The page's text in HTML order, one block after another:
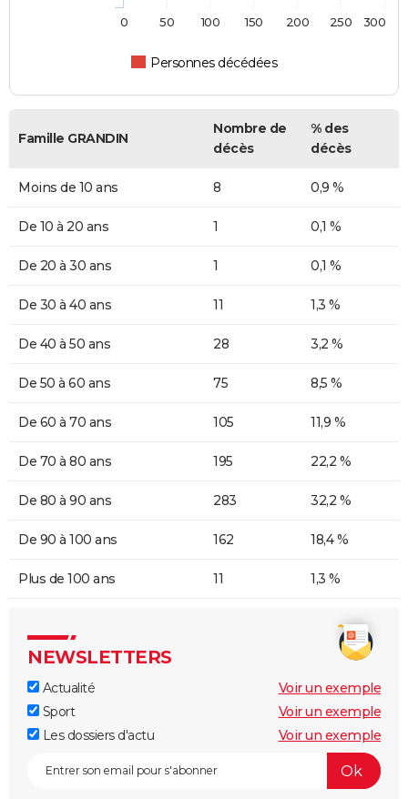
Personnes décédées
0 50 100 150 200 250 300
Famille GRANDIN
Nombre de
décès
% des
décès
Moins de 10 ans 8 0,9 %
De 10 à 20 ans 1 0,1 %
De 20 à 30 ans 1 0,1 %
De 30 à 40 ans 11 1,3 %
De 40 à 50 ans 28 3,2 %
De 50 à 60 ans 75 8,5 %
De 60 à 70 ans 105 11,9 %
De 70 à 80 ans 195 22,2 %
De 80 à 90 ans 283 32,2 %
De 90 à 100 ans 162 18,4 %
Plus de 100 ans 11 1,3 %
NEWSLETTERS
Actualité
Voir un exemple
Sport
Voir un exemple
Les dossiers d'actu
Voir un exemple